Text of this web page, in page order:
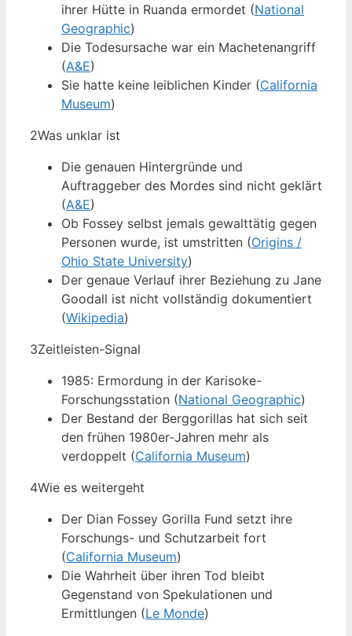
ihrer Hütte in Ruanda ermordet (National
Geographic)
Die Todesursache war ein Machetenangriff
(A&E)
Sie hatte keine leiblichen Kinder (California
Museum)
2Was unklar ist
Die genauen Hintergründe und
Auftraggeber des Mordes sind nicht geklärt
(A&E)
Ob Fossey selbst jemals gewalttätig gegen
Personen wurde, ist umstritten (Origins /
Ohio State University)
Der genaue Verlauf ihrer Beziehung zu Jane
Goodall ist nicht vollständig dokumentiert
(Wikipedia)
3Zeitleisten-Signal
1985: Ermordung in der Karisoke-
Forschungsstation (National Geographic)
Der Bestand der Berggorillas hat sich seit
den frühen 1980er-Jahren mehr als
verdoppelt (California Museum)
4Wie es weitergeht
Der Dian Fossey Gorilla Fund setzt ihre
Forschungs- und Schutzarbeit fort
(California Museum)
Die Wahrheit über ihren Tod bleibt
Gegenstand von Spekulationen und
Ermittlungen (Le Monde)